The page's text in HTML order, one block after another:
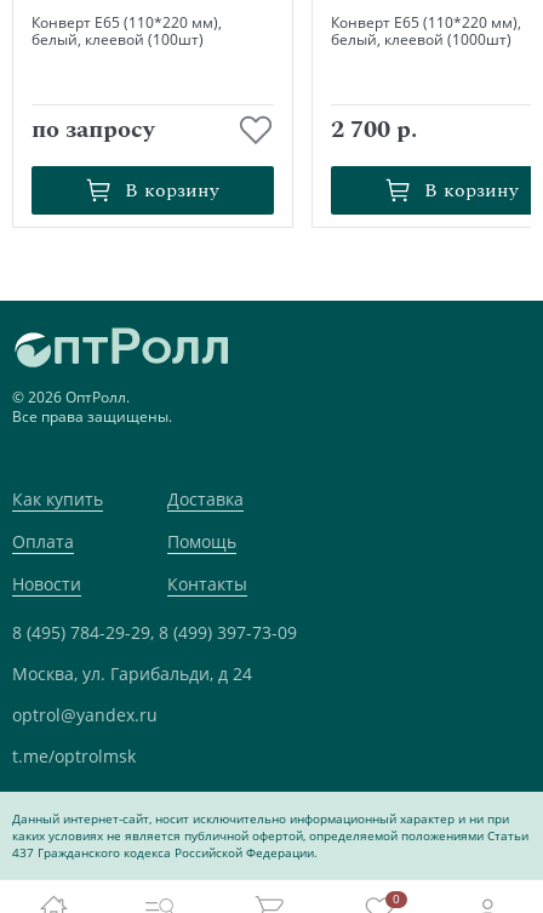
Конверт Е65 (110*220 мм),
белый, клеевой (100шт)
по запросу
В корзину
В корзину
Конверт Е65 (110*220 мм),
белый, клеевой (1000шт)
2 700 р.
В корзину
В корзину
0
© 2026 ОптРолл.
Все права защищены.
Как купить
Доставка
Оплата
Помощь
Новости
Контакты
8 (495) 784-29-29, 8 (499) 397-73-09
Москва, ул. Гарибальди, д 24
optrol@yandex.ru
t.me/optrolmsk
Данный интернет-сайт, носит исключительно информационный характер и ни при
каких условиях не является публичной офертой, определяемой положениями Статьи
437 Гражданского кодекса Российской Федерации.